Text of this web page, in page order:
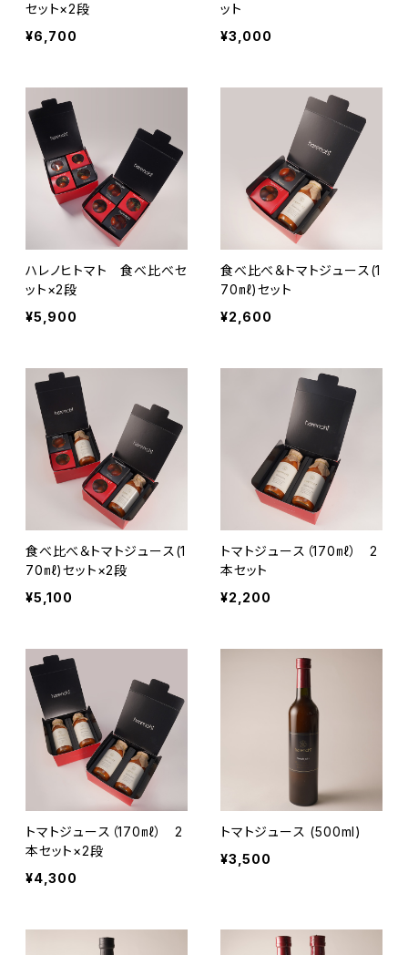
セット×2段
¥6,700
ット
¥3,000
ハレノヒトマト 食べ比べセ
ット×2段
¥5,900
食べ比べ＆トマトジュース(1
70㎖)セット
¥2,600
食べ比べ＆トマトジュース(1
70㎖)セット×2段
¥5,100
トマトジュース（170㎖） 2
本セット
¥2,200
トマトジュース（170㎖） 2
本セット×2段
¥4,300
トマトジュース (500ml)
¥3,500